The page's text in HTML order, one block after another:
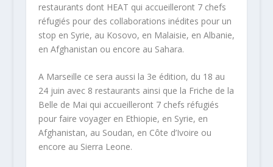
restaurants dont HEAT qui accueilleront 7 chefs
réfugiés pour des collaborations inédites pour un
stop en Syrie, au Kosovo, en Malaisie, en Albanie,
en Afghanistan ou encore au Sahara.
A Marseille ce sera aussi la 3e édition, du 18 au
24 juin avec 8 restaurants ainsi que la Friche de la
Belle de Mai qui accueilleront 7 chefs réfugiés
pour faire voyager en Ethiopie, en Syrie, en
Afghanistan, au Soudan, en Côte d’Ivoire ou
encore au Sierra Leone.